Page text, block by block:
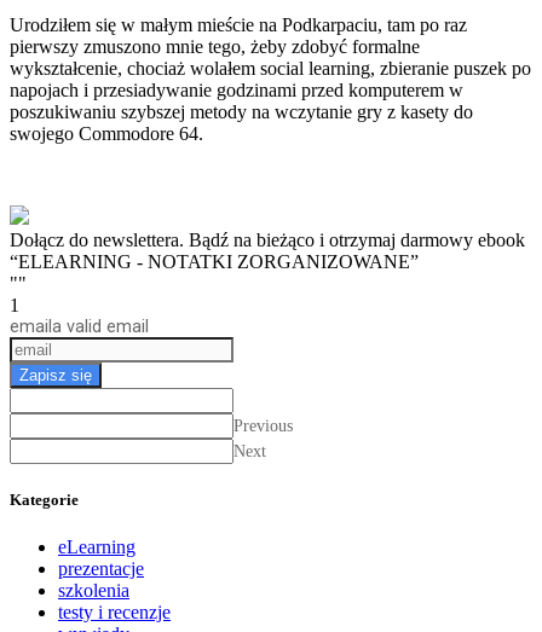
Urodziłem się w małym mieście na Podkarpaciu, tam po raz
pierwszy zmuszono mnie tego, żeby zdobyć formalne
wykształcenie, chociaż wolałem social learning, zbieranie puszek po
napojach i przesiadywanie godzinami przed komputerem w
poszukiwaniu szybszej metody na wczytanie gry z kasety do
swojego Commodore 64.
Dołącz do newslettera. Bądź na bieżąco i otrzymaj darmowy ebook
“ELEARNING - NOTATKI ZORGANIZOWANE”
""
1
email a valid email
Zapisz się
Previous
Next
Kategorie
eLearning
prezentacje
szkolenia
testy i recenzje